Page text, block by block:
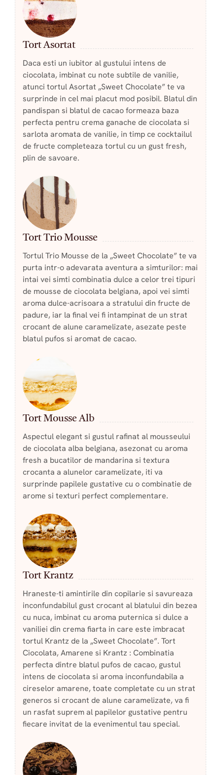
Tort Asortat
Daca esti un iubitor al gustului intens de
ciocolata, imbinat cu note subtile de vanilie,
atunci tortul Asortat „Sweet Chocolate” te va
surprinde in cel mai placut mod posibil. Blatul din
pandispan si blatul de cacao formeaza baza
perfecta pentru crema ganache de ciocolata si
sarlota aromata de vanilie, in timp ce cocktailul
de fructe completeaza tortul cu un gust fresh,
plin de savoare.
Tort Trio Mousse
Tortul Trio Mousse de la „Sweet Chocolate” te va
purta intr-o adevarata aventura a simturilor: mai
intai vei simti combinatia dulce a celor trei tipuri
de mousse de ciocolata belgiana, apoi vei simti
aroma dulce-acrisoara a stratului din fructe de
padure, iar la final vei fi intampinat de un strat
crocant de alune caramelizate, asezate peste
blatul pufos si aromat de cacao.
Tort Mousse Alb
Aspectul elegant si gustul rafinat al mousseului
de ciocolata alba belgiana, asezonat cu aroma
fresh a bucatilor de mandarina si textura
crocanta a alunelor caramelizate, iti va
surprinde papilele gustative cu o combinatie de
arome si texturi perfect complementare.
Tort Krantz
Hraneste-ti amintirile din copilarie si savureaza
inconfundabilul gust crocant al blatului din bezea
cu nuca, imbinat cu aroma puternica si dulce a
vaniliei din crema fiarta in care este imbracat
tortul Krantz de la „Sweet Chocolate”. Tort
Ciocolata, Amarene si Krantz : Combinatia
perfecta dintre blatul pufos de cacao, gustul
intens de ciocolata si aroma inconfundabila a
cireselor amarene, toate completate cu un strat
generos si crocant de alune caramelizate, va fi
un rasfat suprem al papilelor gustative pentru
fiecare invitat de la evenimentul tau special.